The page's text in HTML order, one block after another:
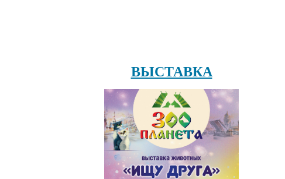
ВЫСТАВКА